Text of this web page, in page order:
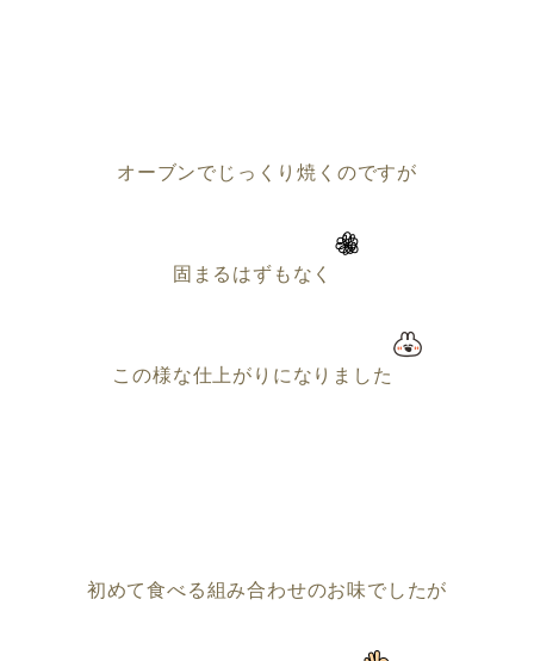
オーブンでじっくり焼くのですが
固まるはずもなく
この様な仕上がりになりました
初めて食べる組み合わせのお味でしたが